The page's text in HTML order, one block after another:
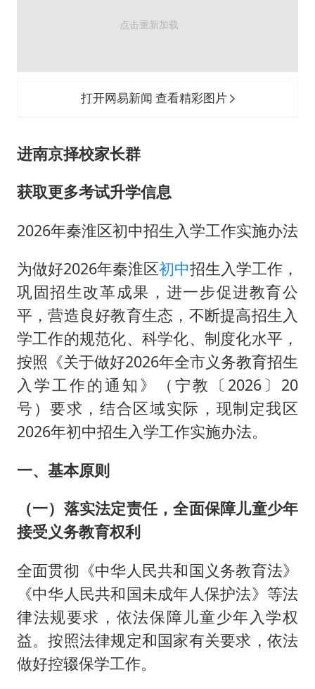
打开网易新闻 查看精彩图片
进南京择校家长群
获取更多考试升学信息
2026年秦淮区初中招生入学工作实施办法
为做好2026年秦淮区初中招生入学工作，
巩固招生改革成果，进一步促进教育公
平，营造良好教育生态，不断提高招生入
学工作的规范化、科学化、制度化水平，
按照《关于做好2026年全市义务教育招生
入学工作的通知》（宁教〔2026〕20
号）要求，结合区域实际，现制定我区
2026年初中招生入学工作实施办法。
一、基本原则
（一）落实法定责任，全面保障儿童少年
接受义务教育权利
全面贯彻《中华人民共和国义务教育法》
《中华人民共和国未成年人保护法》等法
律法规要求，依法保障儿童少年入学权
益。按照法律规定和国家有关要求，依法
做好控辍保学工作。